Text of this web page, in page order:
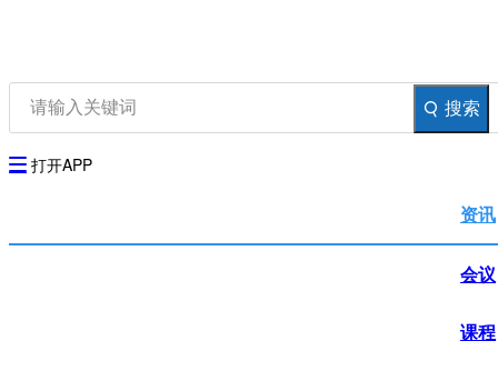
行云公开课
生物谷
搜索
打开APP
资讯
会议
课程